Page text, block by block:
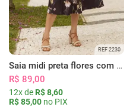
REF 2230
Saia midi preta flores com bolsos
R$ 89,00
12x de R$ 8,60
R$ 85,00 no PIX